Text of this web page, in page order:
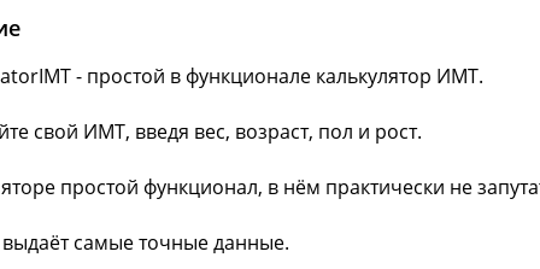
- простой в функционале калькулятор ИМТ.
свой ИМТ, введя вес, возраст, пол и рост.
простой функционал, в нём практически не
самые точные данные.